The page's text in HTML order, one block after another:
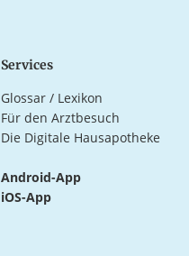
Services
Glossar / Lexikon
Für den Arztbesuch
Die Digitale Hausapotheke
Android-App
iOS-App